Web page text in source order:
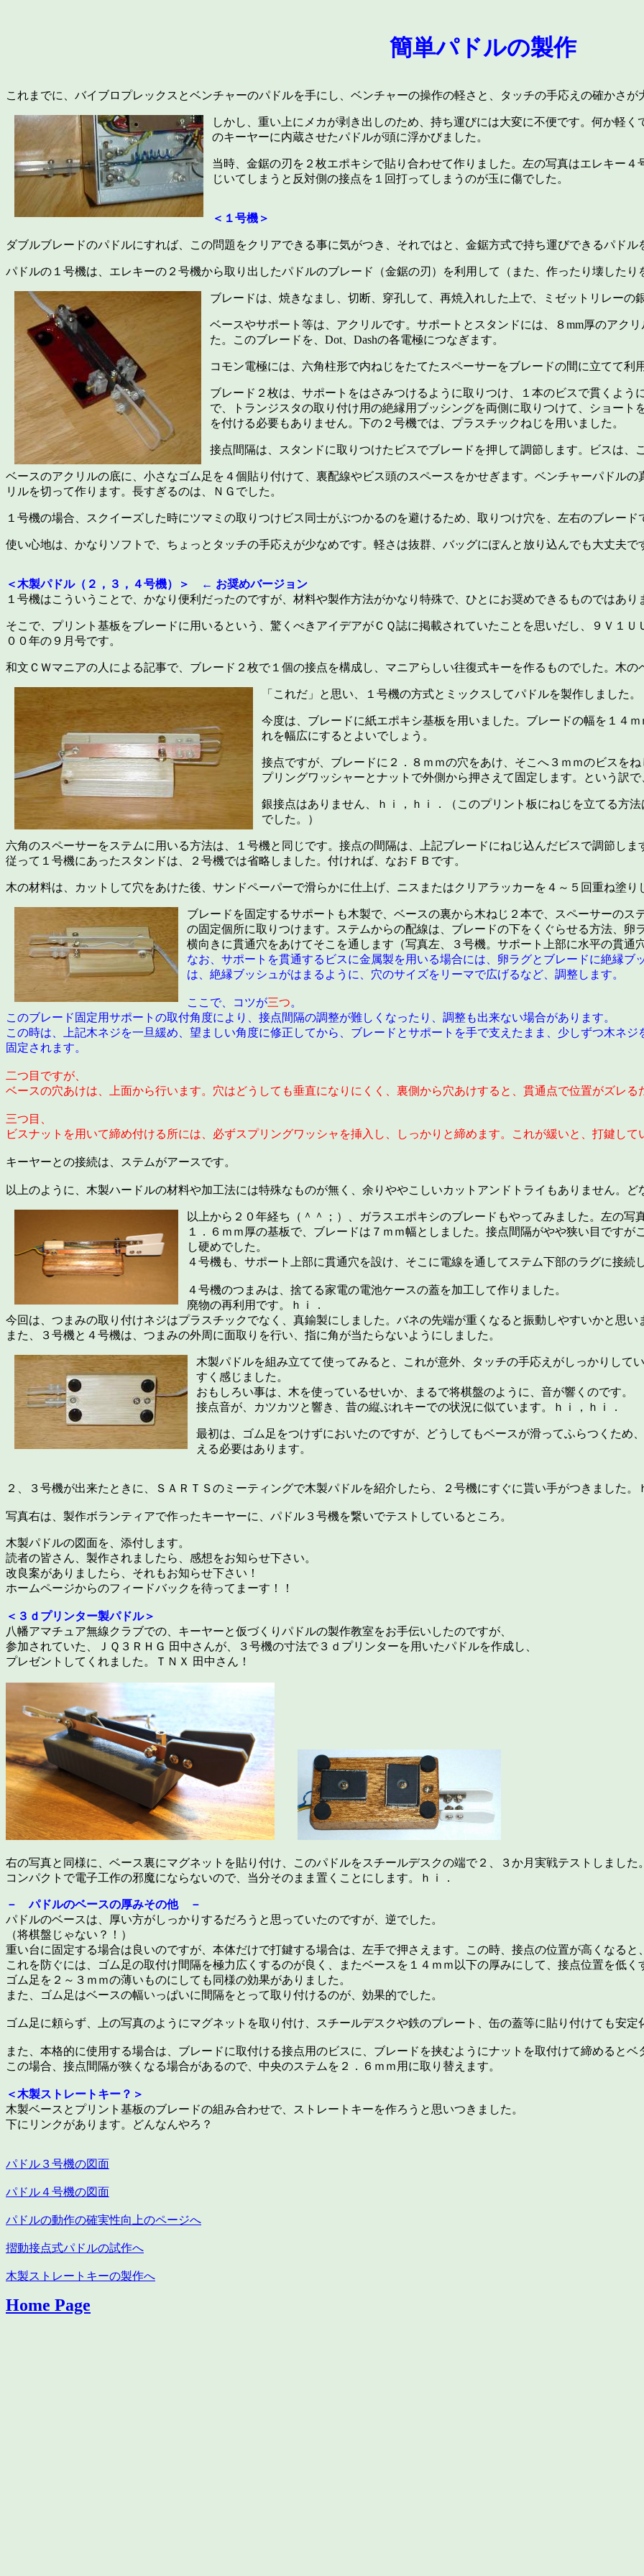
簡単パドルの製作
これまでに、バイブロプレックスとベンチャーのパドルを手にし、ベンチャーの操作の軽さと、タッチの手応えの確かさが
しかし、重い上にメカが剥き出しのため、持ち運びには大変に不便です。何か軽
のキーヤーに内蔵させたパドルが頭に浮かびました。
当時、金鋸の刃を２枚エポキシで貼り合わせて作りました。左の写真はエレキー
じいてしまうと反対側の接点を１回打ってしまうのが玉に傷でした。
＜１号機＞
ダブルブレードのパドルにすれば、この問題をクリアできる事に気がつき、それではと、金鋸方式で持ち運びできるパドル
パドルの１号機は、エレキーの２号機から取り出したパドルのブレード（金鋸の刃）を利用して（また、作ったり壊した
ブレードは、焼きなまし、切断、穿孔して、再焼入れした上で、ミゼットリレーの
ベースやサポート等は、アクリルです。サポートとスタンドには、８mm厚のアク
た。このブレードを、Dot、Dashの各電極につなぎます。
コモン電極には、六角柱形で内ねじをたてたスペーサーをブレードの間に立てて利
ブレード２枚は、サポートをはさみつけるように取りつけ、１本のビスで貫くよ
で、トランジスタの取り付け用の絶縁用ブッシングを両側に取りつけて、ショー
を付ける必要もありません。下の２号機では、プラスチックねじを用いました。
接点間隔は、スタンドに取りつけたビスでブレードを押して調節します。ビスは
ベースのアクリルの底に、小さなゴム足を４個貼り付けて、裏配線やビス頭のスペースをかせぎます。ベンチャーパドル
リルを切って作ります。長すぎるのは、ＮＧでした。
１号機の場合、スクイーズした時にツマミの取りつけビス同士がぶつかるのを避けるため、取りつけ穴を、左右のブレー
使い心地は、かなりソフトで、ちょっとタッチの手応えが少なめです。軽さは抜群、バッグにぽんと放り込んでも大丈夫で
＜木製パドル（２，３，４号機）＞ ← お奨めバージョン
１号機はこういうことで、かなり便利だったのですが、材料や製作方法がかなり特殊で、ひとにお奨めできるものではあ
そこで、プリント基板をブレードに用いるという、驚くべきアイデアがＣＱ誌に掲載されていたことを思いだし、９Ｖ１
００年の９月号です。
和文ＣＷマニアの人による記事で、ブレード２枚で１個の接点を構成し、マニアらしい往復式キーを作るものでした。木の
「これだ」と思い、１号機の方式とミックスしてパドルを製作しました
今度は、ブレードに紙エポキシ基板を用いました。ブレードの幅を１４
れを幅広にするとよいでしょう。
接点ですが、ブレードに２．８ｍｍの穴をあけ、そこへ３ｍｍのビスを
プリングワッシャーとナットで外側から押さえて固定します。という訳
銀接点はありません、ｈｉ，ｈｉ．（このプリント板にねじを立てる方
でした。）
六角のスペーサーをステムに用いる方法は、１号機と同じです。接点の間隔は、上記ブレードにねじ込んだビスで調節しま
従って１号機にあったスタンドは、２号機では省略しました。付ければ、なおＦＢです。
木の材料は、カットして穴をあけた後、サンドペーパーで滑らかに仕上げ、ニスまたはクリアラッカーを４～５回重ね塗
ブレードを固定するサポートも木製で、ベースの裏から木ねじ２本で、スペーサーの
の固定個所に取りつけます。ステムからの配線は、ブレードの下をくぐらせる方法、
横向きに貫通穴をあけてそこを通します（写真左、３号機。サポート上部に水平の貫通
なお、サポートを貫通するビスに金属製を用いる場合には、卵ラグとブレードに絶縁
は、絶縁ブッシュがはまるように、穴のサイズをリーマで広げるなど、調整します。
ここで、コツが三つ。
このブレード固定用サポートの取付角度により、接点間隔の調整が難しくなったり、調整も出来ない場合があります。
この時は、上記木ネジを一旦緩め、望ましい角度に修正してから、ブレードとサポートを手で支えたまま、少しずつ木ネ
固定されます。
二つ目ですが、
ベースの穴あけは、上面から行います。穴はどうしても垂直になりにくく、裏側から穴あけすると、貫通点で位置がズレる
三つ目、
ビスナットを用いて締め付ける所には、必ずスプリングワッシャを挿入し、しっかりと締めます。これが緩いと、打鍵し
キーヤーとの接続は、ステムがアースです。
以上のように、木製ハードルの材料や加工法には特殊なものが無く、余りややこしいカットアンドトライもありません。
以上から２０年経ち（＾＾；）、ガラスエポキシのブレードもやってみました。左の写
１．６ｍｍ厚の基板で、ブレードは７ｍｍ幅としました。接点間隔がやや狭い目です
し硬めでした。
４号機も、サポート上部に貫通穴を設け、そこに電線を通してステム下部のラグに接続
４号機のつまみは、捨てる家電の電池ケースの蓋を加工して作りました。
廃物の再利用です。ｈｉ．
今回は、つまみの取り付けネジはプラスチックでなく、真鍮製にしました。バネの先端が重くなると振動しやすいかと思
また、３号機と４号機は、つまみの外周に面取りを行い、指に角が当たらないようにしました。
木製パドルを組み立てて使ってみると、これが意外、タッチの手応えがしっかりして
すく感じました。
おもしろい事は、木を使っているせいか、まるで将棋盤のように、音が響くのです。
接点音が、カツカツと響き、昔の縦ぶれキーでの状況に似ています。ｈｉ，ｈｉ．
最初は、ゴム足をつけずにおいたのですが、どうしてもベースが滑ってふらつくため
える必要はあります。
２、３号機が出来たときに、ＳＡＲＴＳのミーティングで木製パドルを紹介したら、２号機にすぐに貰い手がつきました。
写真右は、製作ボランティアで作ったキーヤーに、パドル３号機を繋いでテストしているところ。
木製パドルの図面を、添付します。
読者の皆さん、製作されましたら、感想をお知らせ下さい。
改良案がありましたら、それもお知らせ下さい！
ホームページからのフィードバックを待ってまーす！！
＜３ｄプリンター製パドル＞
八幡アマチュア無線クラブでの、キーヤーと仮づくりパドルの製作教室をお手伝いしたのですが、
参加されていた、ＪＱ３ＲＨＧ 田中さんが、３号機の寸法で３ｄプリンターを用いたパドルを作成し、
プレゼントしてくれました。ＴＮＸ 田中さん！
右の写真と同様に、ベース裏にマグネットを貼り付け、このパドルをスチールデスクの端で２、３か月実戦テストしました
コンパクトで電子工作の邪魔にならないので、当分そのまま置くことにします。ｈｉ．
－ パドルのベースの厚みその他 －
パドルのベースは、厚い方がしっかりするだろうと思っていたのですが、逆でした。
（将棋盤じゃない？！）
重い台に固定する場合は良いのですが、本体だけで打鍵する場合は、左手で押さえます。この時、接点の位置が高くなる
これを防ぐには、ゴム足の取付け間隔を極力広くするのが良く、またベースを１４ｍｍ以下の厚みにして、接点位置を低く
ゴム足を２～３ｍｍの薄いものにしても同様の効果がありました。
また、ゴム足はベースの幅いっぱいに間隔をとって取り付けるのが、効果的でした。
ゴム足に頼らず、上の写真のようにマグネットを取り付け、スチールデスクや鉄のプレート、缶の蓋等に貼り付けても安定
また、本格的に使用する場合は、ブレードに取付ける接点用のビスに、ブレードを挟むようにナットを取付けて締めるとベ
この場合、接点間隔が狭くなる場合があるので、中央のステムを２．６ｍｍ用に取り替えます。
＜木製ストレートキー？＞
木製ベースとプリント基板のブレードの組み合わせで、ストレートキーを作ろうと思いつきました。
下にリンクがあります。どんなんやろ？
パドル３号機の図面
パドル４号機の図面
パドルの動作の確実性向上のページへ
摺動接点式パドルの試作へ
木製ストレートキーの製作へ
Home Page